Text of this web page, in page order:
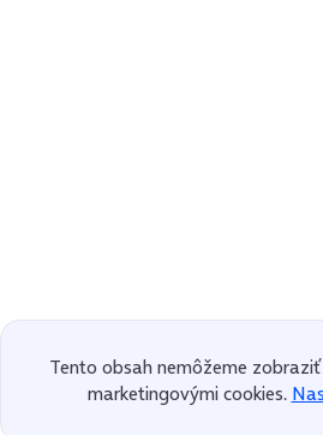
Tento obsah nemôžeme
marketingovými cookies.